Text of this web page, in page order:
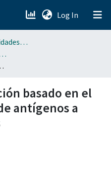
Log In (current)
Producciones por Unidades Académicas
Tendencias BUAP (AyTBUAP)
a células dendríticas
basado en el
antígenos a